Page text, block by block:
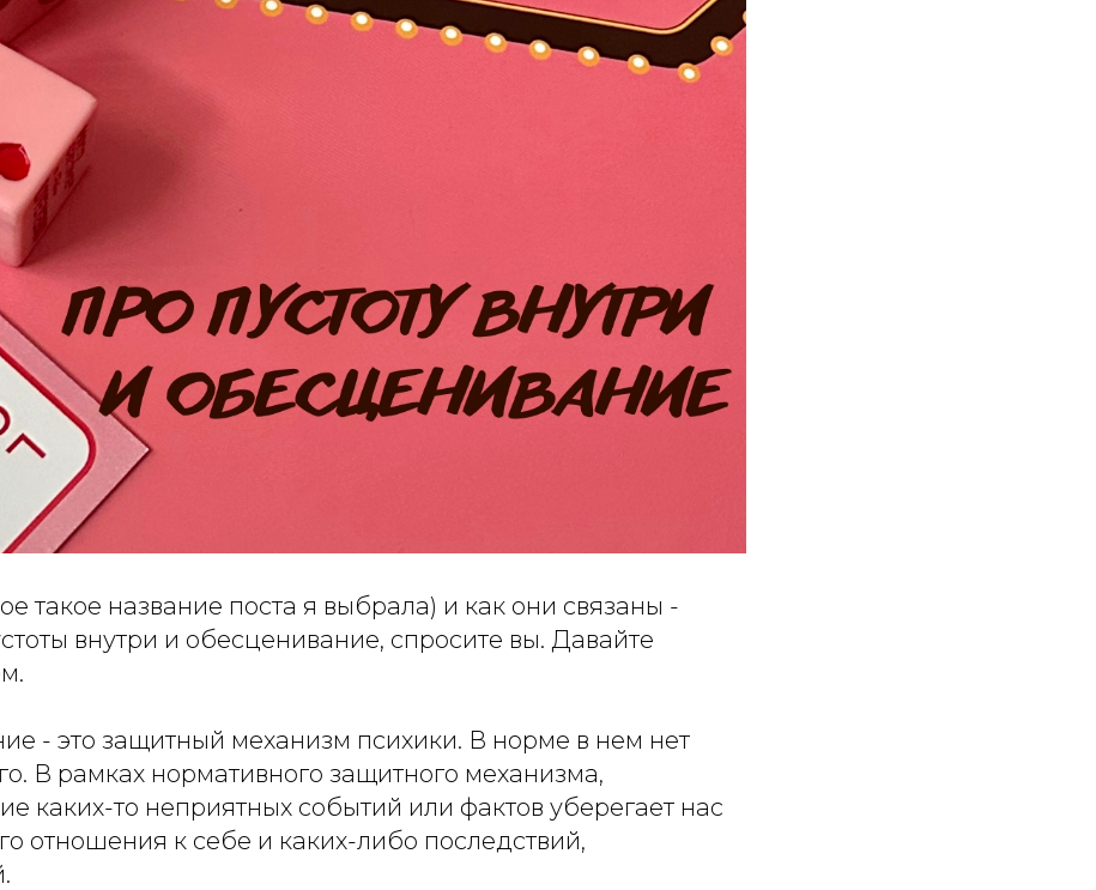
такое название поста я выбрала) и как они связаны -
внутри и обесценивание, спросите вы. Давайте
- это защитный механизм психики. В норме в нем нет
В рамках нормативного защитного механизма,
каких-то неприятных событий или фактов уберегает нас
отношения к себе и каких-либо последствий,